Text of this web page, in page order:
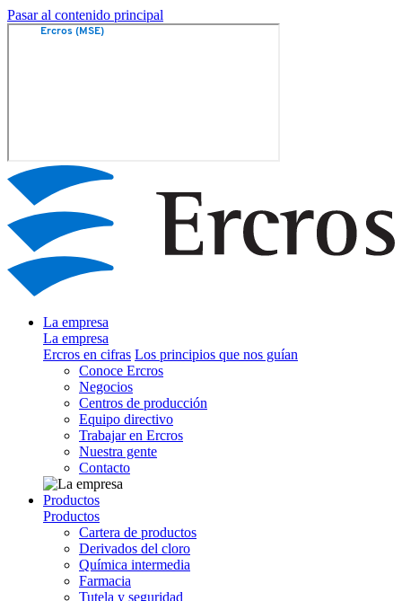
Pasar al contenido principal
La empresa
La empresa
Ercros en cifras Los principios que nos guían
Conoce Ercros
Negocios
Centros de producción
Equipo directivo
Trabajar en Ercros
Nuestra gente
Contacto
Productos
Productos
Cartera de productos
Derivados del cloro
Química intermedia
Farmacia
Tutela y seguridad